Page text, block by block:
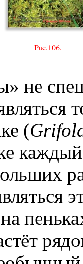
Puc.106.
не
(